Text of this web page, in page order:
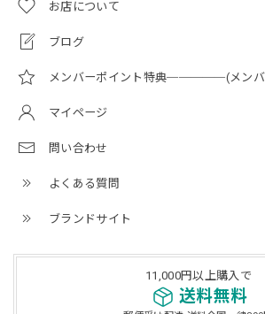
お店について
ブログ
メンバーポイント特典─────(メンバ
マイページ
問い合わせ
よくある質問
ブランドサイト
11,000円以上購入で
送料無料